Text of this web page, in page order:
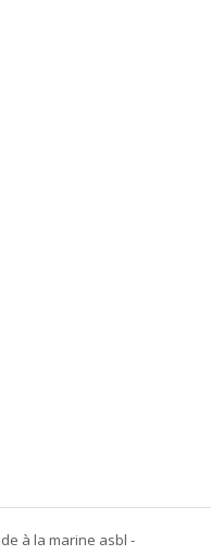
à la marine asbl -